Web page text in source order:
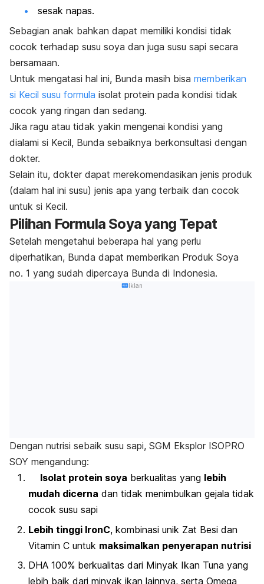
sesak napas.
Sebagian anak bahkan dapat memiliki kondisi tidak
cocok terhadap susu soya dan juga susu sapi secara
bersamaan.
Untuk mengatasi hal ini, Bunda masih bisa memberikan
si Kecil susu formula isolat protein pada kondisi tidak
cocok yang ringan dan sedang.
Jika ragu atau tidak yakin mengenai kondisi yang
dialami si Kecil, Bunda sebaiknya berkonsultasi dengan
dokter.
Selain itu, dokter dapat merekomendasikan jenis produk
(dalam hal ini susu) jenis apa yang terbaik dan cocok
untuk si Kecil.
Pilihan Formula Soya yang Tepat
Setelah mengetahui beberapa hal yang perlu
diperhatikan, Bunda dapat memberikan Produk Soya
no. 1 yang sudah dipercaya Bunda di Indonesia.
Iklan
Dengan nutrisi sebaik susu sapi, SGM Eksplor ISOPRO
SOY mengandung:
Isolat protein soya berkualitas yang lebih
mudah dicerna dan tidak menimbulkan gejala tidak
cocok susu sapi
Lebih tinggi IronC, kombinasi unik Zat Besi dan
Vitamin C untuk maksimalkan penyerapan nutrisi
DHA 100% berkualitas dari Minyak Ikan Tuna yang
lebih baik dari minyak ikan lainnya, serta Omega